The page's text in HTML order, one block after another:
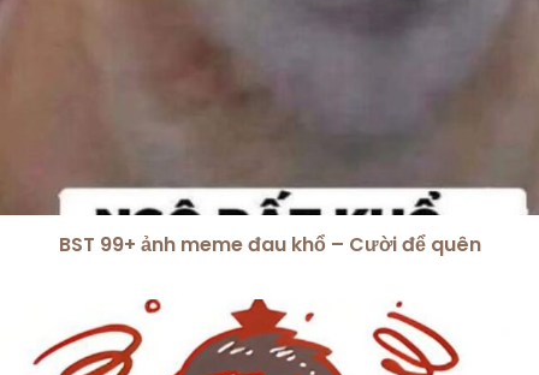
BST 99+ ảnh meme đau khổ – Cười để quên